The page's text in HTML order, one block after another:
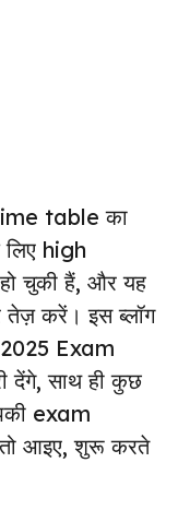
table का
high
चुकी हैं, और यह
तेज़ करें। इस ब्लॉग
Exam
देंगे, साथ ही कुछ
exam
आइए, शुरू करते